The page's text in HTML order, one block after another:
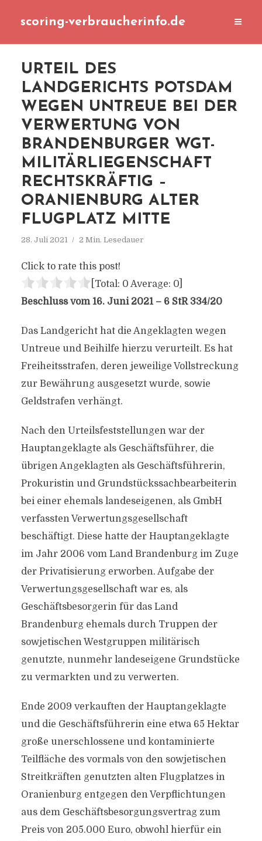
scoring-verbraucherinfo.de
URTEIL DES
LANDGERICHTS POTSDAM
WEGEN UNTREUE BEI DER
VERWERTUNG VON
BRANDENBURGER WGT-
MILITÄRLIEGENSCHAFT
RECHTSKRÄFTIG –
ORANIENBURG ALTER
FLUGPLATZ MITTE
28. Juli 2021 2 Min. Lesedauer
Click to rate this post!
[Total: 0 Average: 0]
Beschluss vom 16. Juni 2021 – 6 StR 334/20
Das Landgericht hat die Angeklagten wegen
Untreue und Beihilfe hierzu verurteilt. Es hat
Freiheitsstrafen, deren jeweilige Vollstreckung
zur Bewährung ausgesetzt wurde, sowie
Geldstrafen verhängt.
Nach den Urteilsfeststellungen war der
Hauptangeklagte als Geschäftsführer, die
übrigen Angeklagten als Geschäftsführerin,
Prokuristin und Grundstückssachbearbeiterin
bei einer ehemals landeseigenen, als GmbH
verfassten Verwertungsgesellschaft
beschäftigt. Diese hatte der Hauptangeklagte
im Jahr 2006 vom Land Brandenburg im Zuge
der Privatisierung erworben. Aufgabe der
Verwertungsgesellschaft war es, als
Geschäftsbesorgerin für das Land
Brandenburg ehemals durch Truppen der
sowjetischen Westgruppen militärisch
genutzte, nunmehr landeseigene Grundstücke
zu vermarkten und zu verwerten.
Ende 2009 verkauften der Hauptangeklagte
und die Geschäftsführerin eine etwa 65 Hektar
große unerschlossene und kontaminierte
Teilfläche des vormals von den sowjetischen
Streitkräften genutzten alten Flugplatzes in
Oranienburg entgegen den Verpflichtungen
aus dem Geschäftsbesorgungsvertrag zum
Preis von 205.000 Euro, obwohl hierfür ein